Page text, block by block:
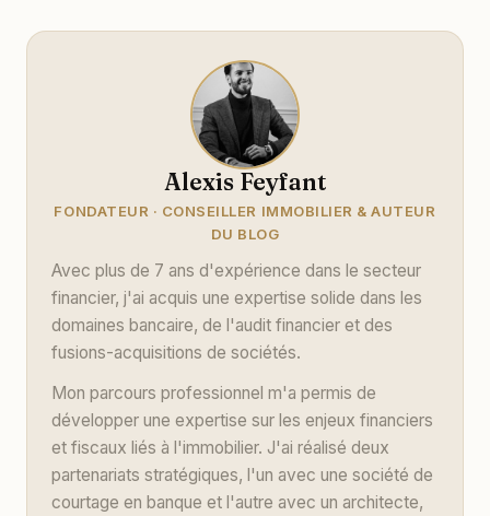
Alexis Feyfant
FONDATEUR · CONSEILLER IMMOBILIER & AUTEUR
DU BLOG
Avec plus de 7 ans d'expérience dans le secteur
financier, j'ai acquis une expertise solide dans les
domaines bancaire, de l'audit financier et des
fusions-acquisitions de sociétés.
Mon parcours professionnel m'a permis de
développer une expertise sur les enjeux financiers
et fiscaux liés à l'immobilier. J'ai réalisé deux
partenariats stratégiques, l'un avec une société de
courtage en banque et l'autre avec un architecte,